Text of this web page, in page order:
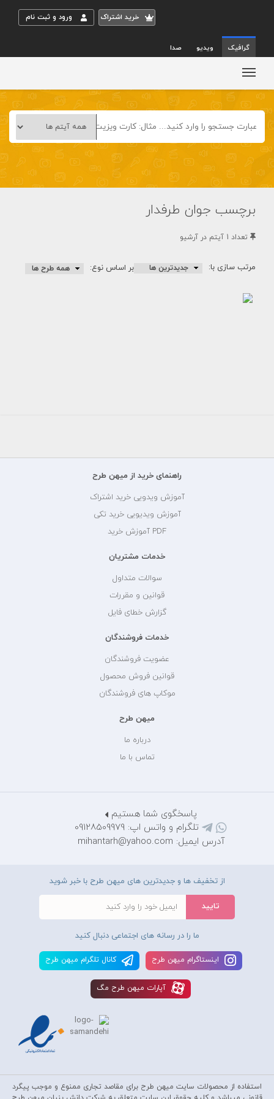
خريد اشتراک ورود و ثبت نام
گرافیک ویدیو صدا
برچسب جوان طرفدار
تعداد 1 آيتم در آرشيو
مرتب سازی با: بر اساس نوع:
راهنمای خرید از میهن طرح
آموزش ویدویی خرید اشتراک
آموزش ویدیویی خرید تکی
PDF آموزش خرید
خدمات مشتریان
سوالات متداول
قوانین و مقررات
گزارش خطای فایل
خدمات فروشندگان
عضویت فروشندگان
قوانین فروش محصول
موکاپ های فروشندگان
میهن طرح
درباره ما
تماس با ما
پاسخگوی شما هستیم
تلگرام و واتس اپ: 09128509979
آدرس ایمیل: mihantarh@yahoo.com
از تخفیف ها و جدیدترین های میهن طرح با خبر شوید
ما را در رسانه های اجتماعی دنبال کنید
اينستاگرام ميهن طرح کانال تلگرام ميهن طرح
آپارات ميهن طرح مگ
استفاده از محصولات سايت میهن طرح برای مقاصد تجاری ممنوع و موجب پیگرد